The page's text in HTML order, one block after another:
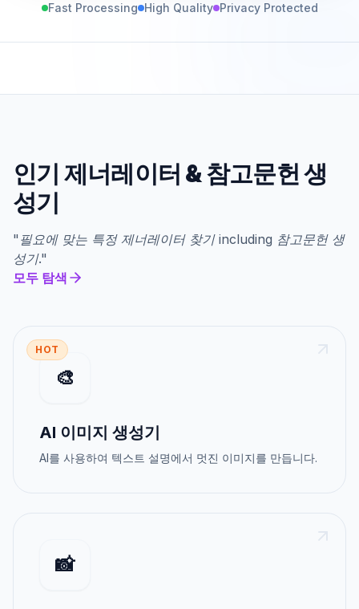
Fast Processing High Quality Privacy Protected
인기 제너레이터 &참고문헌 생
성기
" 필요에 맞는 특정 제너레이터 찾기including 참고문헌 생
성기."
모두 탐색
HOT
🎨
AI 이미지 생성기
AI를 사용하여 텍스트 설명에서 멋진 이미지를 만듭니다.
📸